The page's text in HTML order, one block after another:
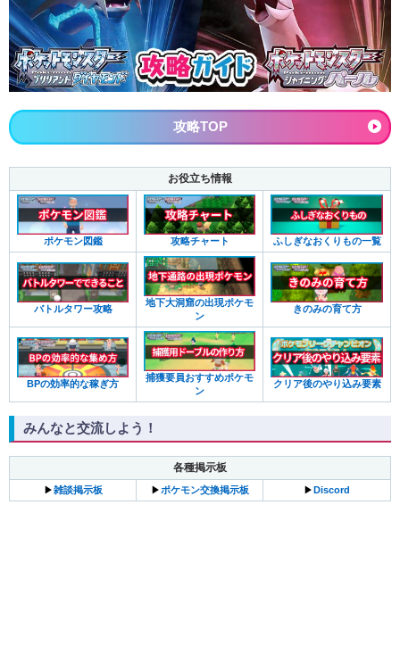
攻略TOP
お役立ち情報
ポケモン図鑑 攻略チャート ふしぎなおくりもの一覧
バトルタワー攻略
地下大洞窟の出現ポケモ
ン
きのみの育て方
BPの効率的な稼ぎ方
捕獲要員おすすめポケモ
ン
クリア後のやり込み要素
みんなと交流しよう！
各種掲示板
▶︎雑談掲示板 ▶︎ ポケモン交換掲示板 ▶︎Discord